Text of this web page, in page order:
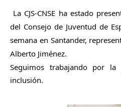
La CJS-CNSE ha estado
del Consejo de Juventud de
semana en Santander,
Alberto Jiménez.
Seguimos trabajando por
inclusión.